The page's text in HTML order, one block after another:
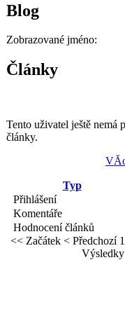
Blog
Zobrazované jméno:
Články
Tento uživatel ještě nemá
články.
Typ
Přihlášení
Komentáře
Hodnocení článků
<< Začátek < Předchozí 1